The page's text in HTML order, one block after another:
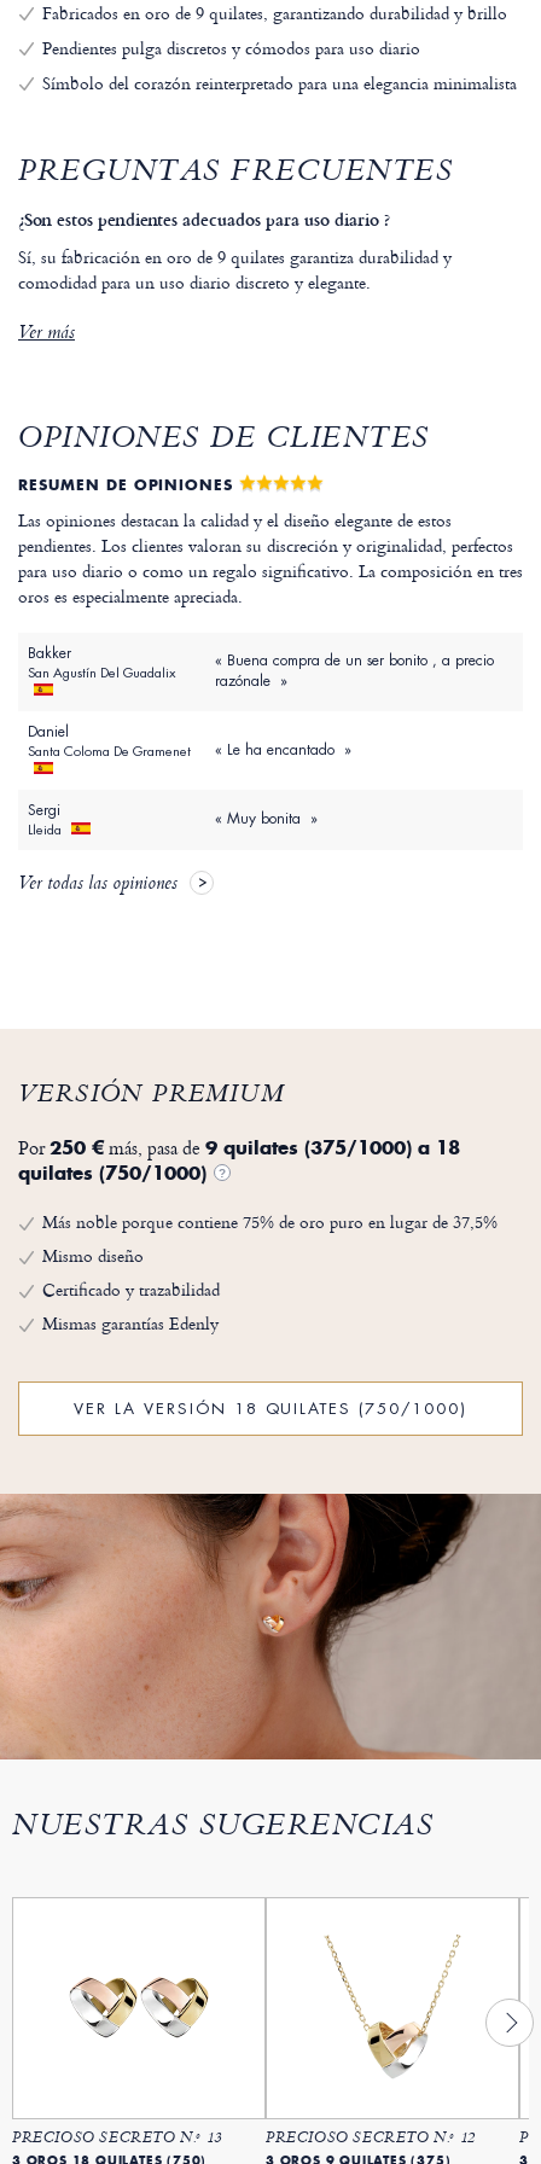
Fabricados en oro de 9 quilates, garantizando durabilidad y brillo
Pendientes pulga discretos y cómodos para uso diario
Símbolo del corazón reinterpretado para una elegancia minimalista
PREGUNTAS FRECUENTES
¿Son estos pendientes adecuados para uso diario ?
Sí, su fabricación en oro de 9 quilates garantiza durabilidad y
comodidad para un uso diario discreto y elegante.
Ver más
OPINIONES DE CLIENTES
RESUMEN DE OPINIONES
Las opiniones destacan la calidad y el diseño elegante de estos
pendientes. Los clientes valoran su discreción y originalidad, perfectos
para uso diario o como un regalo significativo. La composición en tres
oros es especialmente apreciada.
Bakker
San Agustín Del Guadalix
« Buena compra de un ser bonito , a precio
razónale »
Daniel
Santa Coloma De Gramenet « Le ha encantado »
Sergi
Lleida
« Muy bonita »
Ver todas las opiniones
VERSIÓN PREMIUM
Por250 €más, pasa de 9 quilates (375/1000) a 18
quilates (750/1000)
?
Más noble porque contiene 75% de oro puro en lugar de 37,5%
Mismo diseño
Certificado y trazabilidad
Mismas garantías Edenly
VER LA VERSIÓN 18 QUILATES (750/1000)
NUESTRAS SUGERENCIAS
PRECIOSO SECRETO N.º 13 PRECIOSO SECRETO N.º 12